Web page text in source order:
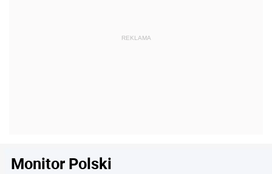
Monitor Polski